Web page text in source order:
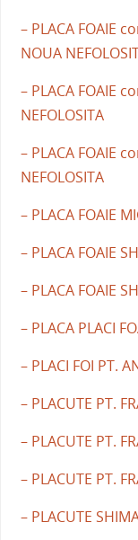
– PLACA FOAIE
NOUA
– PLACA FOAIE
NEFOLOSITA
– PLACA FOAIE
NEFOLOSITA
– PLACA FOAIE
– PLACA FOAIE
– PLACA FOAIE
– PLACA PLACI
– PLACI FOI PT.
– PLACUTE PT.
– PLACUTE PT.
– PLACUTE PT.
– PLACUTE